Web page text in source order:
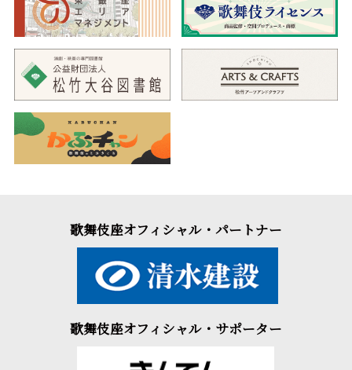
歌舞伎座オフィシャル・パートナー
歌舞伎座オフィシャル・サポーター